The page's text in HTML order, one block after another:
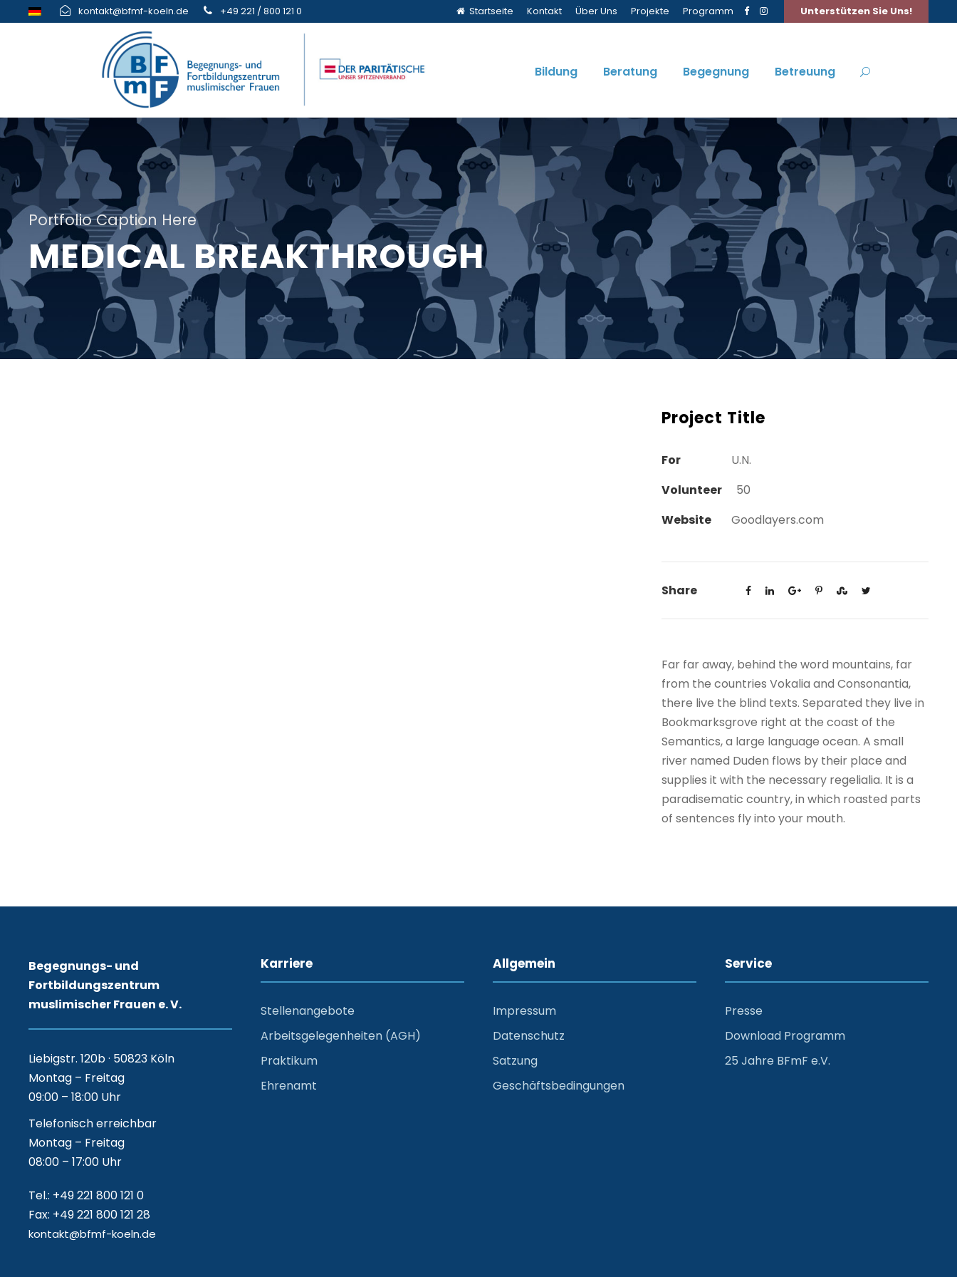
kontakt@bfmf-koeln.de +49 221 / 800 121 0 Startseite Kontakt Über Uns Projekte Programm Unterstützen Sie Uns!
Bildung Beratung Begegnung Betreuung
Portfolio Caption Here
MEDICAL BREAKTHROUGH
Project Title
For
U.N.
Volunteer
50
Website
Goodlayers.com
Share
Far far away, behind the word mountains, far
from the countries Vokalia and Consonantia,
there live the blind texts. Separated they live in
Bookmarksgrove right at the coast of the
Semantics, a large language ocean. A small
river named Duden flows by their place and
supplies it with the necessary regelialia. It is a
paradisematic country, in which roasted parts
of sentences fly into your mouth.
Begegnungs- und
Fortbildungszentrum
muslimischer Frauen e. V.
Liebigstr. 120b · 50823 Köln
Montag – Freitag
09:00 – 18:00 Uhr
Telefonisch erreichbar
Montag – Freitag
08:00 – 17:00 Uhr
Tel.: +49 221 800 121 0
Fax: +49 221 800 121 28
kontakt@bfmf-koeln.de
Karriere
Stellenangebote
Arbeitsgelegenheiten (AGH)
Praktikum
Ehrenamt
Allgemein
Impressum
Datenschutz
Satzung
Geschäftsbedingungen
Service
Presse
Download Programm
25 Jahre BFmF e.V.